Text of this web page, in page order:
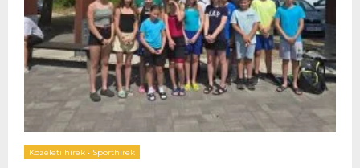
Közéleti hírek • Sporthírek